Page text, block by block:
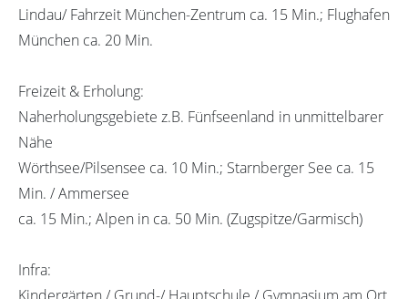
Lindau/ Fahrzeit München-Zentrum ca. 15 Min.; Flughafen
München ca. 20 Min.
Freizeit & Erholung:
Naherholungsgebiete z.B. Fünfseenland in unmittelbarer
Nähe
Wörthsee/Pilsensee ca. 10 Min.; Starnberger See ca. 15
Min. / Ammersee
ca. 15 Min.; Alpen in ca. 50 Min. (Zugspitze/Garmisch)
Infra: